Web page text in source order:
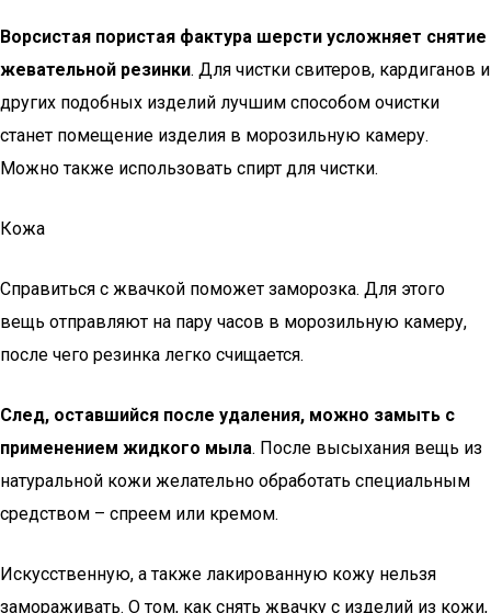
Ворсистая пористая фактура шерсти усложняет снятие
жевательной резинки. Для чистки свитеров, кардиганов и
других подобных изделий лучшим способом очистки
станет помещение изделия в морозильную камеру.
Можно также использовать спирт для чистки.
Кожа
Справиться с жвачкой поможет заморозка. Для этого
вещь отправляют на пару часов в морозильную камеру,
после чего резинка легко счищается.
След, оставшийся после удаления, можно замыть с
применением жидкого мыла. После высыхания вещь из
натуральной кожи желательно обработать специальным
средством – спреем или кремом.
Искусственную, а также лакированную кожу нельзя
замораживать. О том, как снять жвачку с изделий из кожи,